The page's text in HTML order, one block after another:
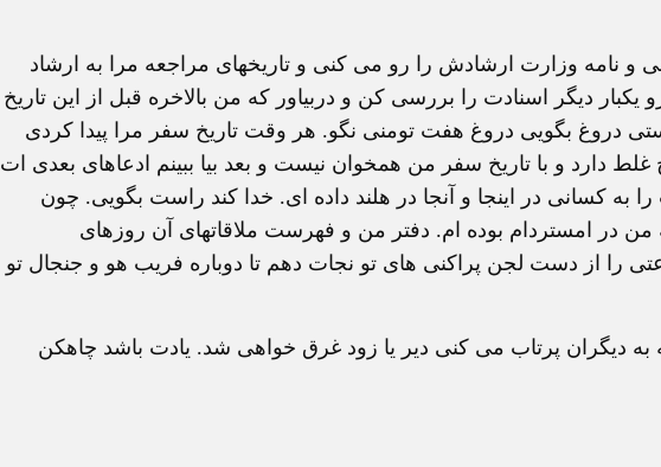
و نامه وزارت ارشادش را رو می کنی و تاریخهای مراجعه مرا به ارشاد
یکبار دیگر اسنادت را بررسی کن و دربیاور که من بالاخره قبل از این تاریخ
دروغ بگویی دروغ هفت تومنی نگو. هر وقت تاریخ سفر مرا پیدا کردی
غلط دارد و با تاریخ سفر من همخوان نیست و بعد بیا ببینم ادعاهای بعدی ات
به کسانی در اینجا و آنجا در هلند داده ای. خدا کند راست بگویی. چون
در امستردام بوده ام. دفتر من و فهرست ملاقاتهای آن روزهای
را از دست لجن پراکنی های تو نجات دهم تا دوباره فریب هو و جنجال تو
به دیگران پرتاب می کنی دیر یا زود غرق خواهی شد. یادت باشد چاهکن